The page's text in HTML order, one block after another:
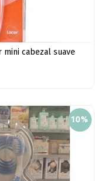
cabezal suave
10%